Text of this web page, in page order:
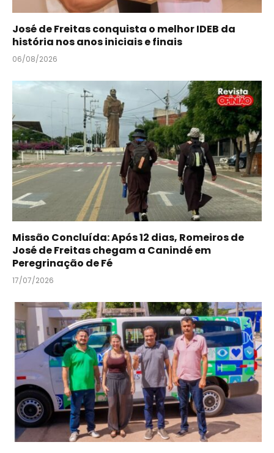
José de Freitas conquista o melhor IDEB da
história nos anos iniciais e finais
06/08/2026
Missão Concluída: Após 12 dias, Romeiros de
José de Freitas chegam a Canindé em
Peregrinação de Fé
17/07/2026